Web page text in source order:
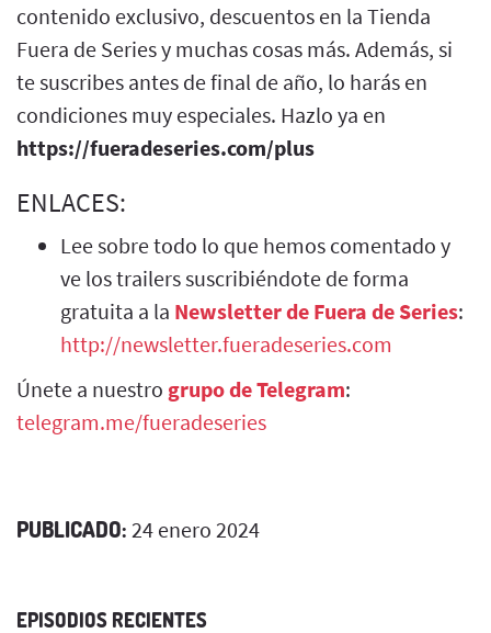
contenido exclusivo, descuentos en la Tienda
Fuera de Series y muchas cosas más. Además, si
te suscribes antes de final de año, lo harás en
condiciones muy especiales. Hazlo ya en
https://fueradeseries.com/plus
ENLACES:
Lee sobre todo lo que hemos comentado y
ve los trailers suscribiéndote de forma
gratuita a la Newsletter de Fuera de Series:
http://newsletter.fueradeseries.com
Únete a nuestro grupo de Telegram:
telegram.me/fueradeseries
PUBLICADO: 24 enero 2024
EPISODIOS RECIENTES